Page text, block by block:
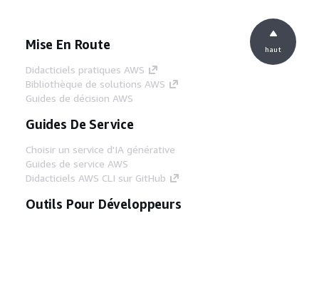
Mise En Route
Didacticiels pratiques AWS
Bibliothèque de solutions AWS
Guides de décision AWS
Guides De Service
Choisir un service d'IA générative
Guides de service AWS
Didacticiels AWS CLI sur GitHub
Outils Pour Développeurs
haut